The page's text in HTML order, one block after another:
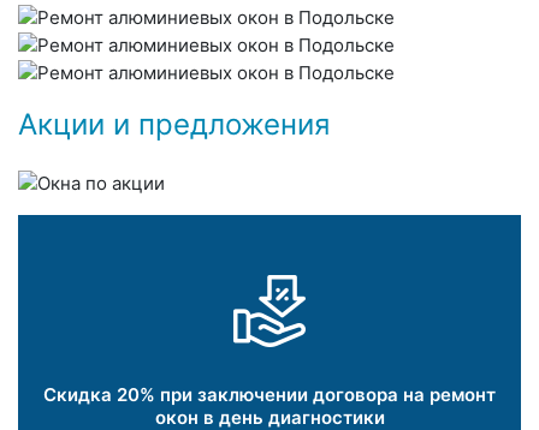
Акции и предложения
Скидка 20% при заключении договора на ремонт
окон в день диагностики